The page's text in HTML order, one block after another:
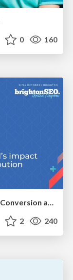
0 160
Measuring Dark Social's Impact On Conversion and Attribution
2 240